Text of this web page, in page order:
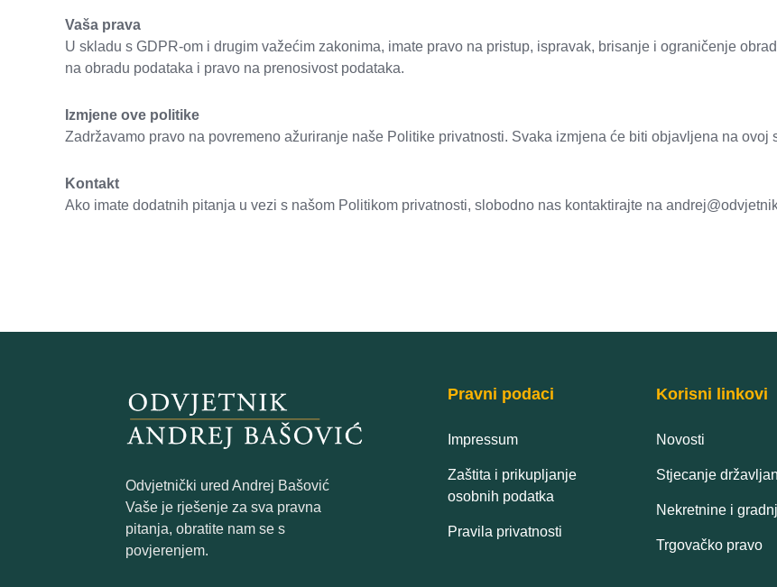
Vaša prava
U skladu s GDPR-om i drugim važećim zakonima, imate pravo na pristup, ispravak, brisanje i ograničenje
na obradu podataka i pravo na prenosivost podataka.
Izmjene ove politike
Zadržavamo pravo na povremeno ažuriranje naše Politike privatnosti. Svaka izmjena će biti objavljena na ovoj
Kontakt
Ako imate dodatnih pitanja u vezi s našom Politikom privatnosti, slobodno nas kontaktirajte na
Odvjetnički ured Andrej Bašović
Vaše je rješenje za sva pravna
pitanja, obratite nam se s
povjerenjem.
Pravni podaci
Impressum
Zaštita i prikupljanje
osobnih podatka
Pravila privatnosti
Korisni linkovi
Novosti
Stjecanje
Nekretnine i
Trgovačko pravo